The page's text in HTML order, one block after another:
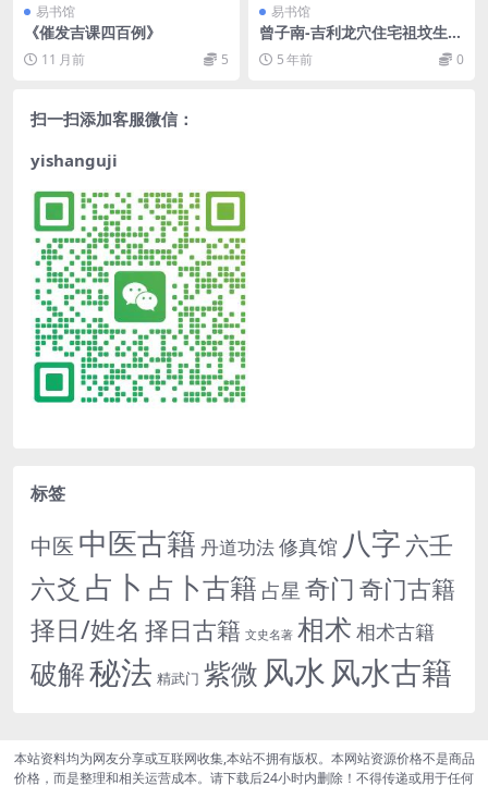
易书馆
《催发吉课四百例》
11 月前 5
易书馆
曾子南-吉利龙穴住宅祖坟生基
旺气-可解人零神煞运灾祸（双
页）5 年前 0
扫一扫添加客服微信：
yishanguji
标签
中医 中医古籍 丹道功法修真馆 八字 六壬
六爻 占卜 占卜古籍 占星 奇门 奇门古籍
择日/姓名 择日古籍 文史名著 相术 相术古籍
破解秘法 精武门 紫微 风水 风水古籍
本站资料均为网友分享或互联网收集,本站不拥有版权。本网站资源价格不是商品
价格，而是整理和相关运营成本。请下载后24小时内删除！不得传递或用于任何